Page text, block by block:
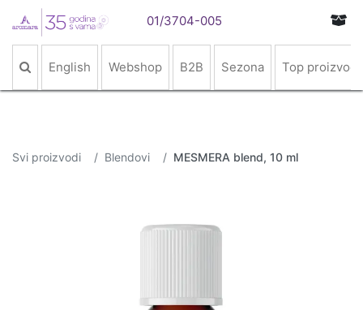
01/3704-005
English Webshop B2B Sezona Top proizvodi
Svi proizvodi Blendovi MESMERA blend, 10 ml